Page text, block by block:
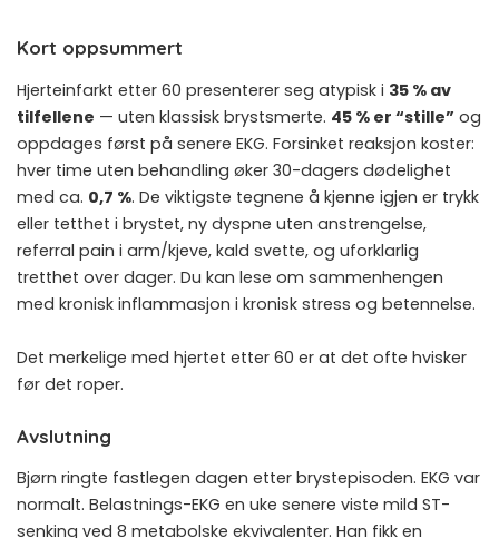
Kort oppsummert
Hjerteinfarkt etter 60 presenterer seg atypisk i 35 % av
tilfellene — uten klassisk brystsmerte. 45 % er “stille” og
oppdages først på senere EKG. Forsinket reaksjon koster:
hver time uten behandling øker 30-dagers dødelighet
med ca. 0,7 %. De viktigste tegnene å kjenne igjen er trykk
eller tetthet i brystet, ny dyspne uten anstrengelse,
referral pain i arm/kjeve, kald svette, og uforklarlig
tretthet over dager. Du kan lese om sammenhengen
med kronisk inflammasjon i kronisk stress og betennelse.
Det merkelige med hjertet etter 60 er at det ofte hvisker
før det roper.
Avslutning
Bjørn ringte fastlegen dagen etter brystepisoden. EKG var
normalt. Belastnings-EKG en uke senere viste mild ST-
senking ved 8 metabolske ekvivalenter. Han fikk en